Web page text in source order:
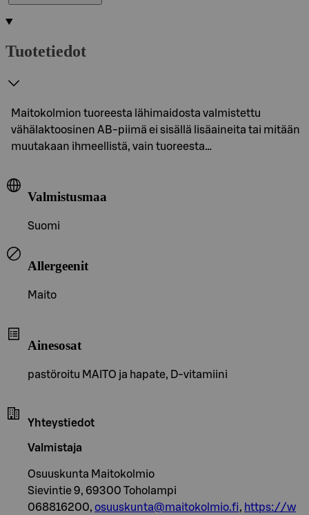
Tuotetiedot
Maitokolmion tuoreesta lähimaidosta valmistettu
vähälaktoosinen AB-piimä ei sisällä lisäaineita tai mitään
muutakaan ihmeellistä, vain tuoreesta…
Valmistusmaa
Suomi
Allergeenit
Maito
Ainesosat
pastöroitu MAITO ja hapate, D-vitamiini
Yhteystiedot
Valmistaja
Osuuskunta Maitokolmio
Sievintie 9, 69300 Toholampi
068816200, osuuskunta@maitokolmio.fi, https://w